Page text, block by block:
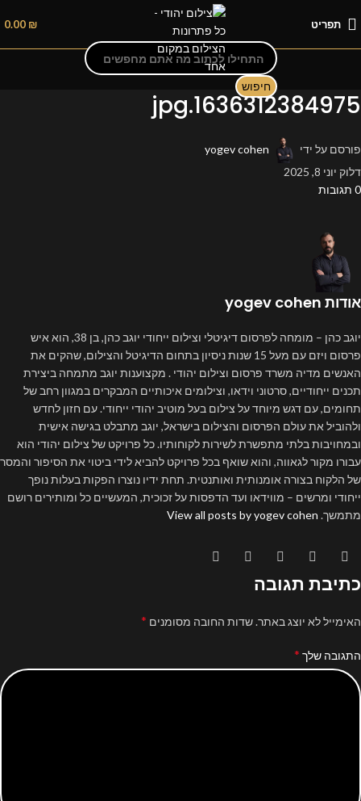
תפריט 0.00 ₪
חיפוש
1636312384975.jpg
פורסם על ידי
yogev cohen
דלוק יוני 8, 2025
0 תגובות
אודות yogev cohen
יוגב כהן – מומחה לפרסום דיגיטלי וצילום ייחודי יוגב כהן, בן 38, הוא איש
פרסום ויזם עם מעל 15 שנות ניסיון בתחום הדיגיטל והצילום, שהקים את
האנשים מדיה משרד פרסום וצילום יהודי . מקצוענות יוגב מתמחה ביצירת
תכנים ייחודיים, סרטוני וידאו, וצילומים איכותיים המבקרים במגוון רחב של
תחומים, עם דגש מיוחד על צילום בעל מוטיב יהודי ייחודי. עם חזון לחדש
ולהוביל את עולם הפרסום והצילום בישראל, יוגב מתבלט בגישה אישית
ובמחויבות בלתי מתפשרת לשירות לקוחותיו. כל פרויקט של צילום יהודי הוא
עבורו מקור לגאווה, והוא שואף בכל פרויקט להביא לידי ביטוי את הסיפור והמסר
של הלקוח בצורה אומנותית ואותנטית. תחת ידיו נוצרו הפקות בעלות נופך
ייחודי ומרשים – מווידאו ועד הדפסות על זכוכית, המעשיים כל ומותירים רושם
מתמשך. View all posts by yogev cohen
כתיבת תגובה
האימייל לא יוצג באתר.שדות החובה מסומנים *
התגובה שלך *